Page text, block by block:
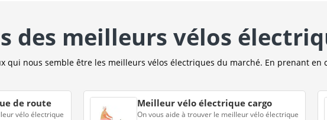
des meilleurs vélos
qui nous semble être les meilleurs vélos électriques du marché. En prenant
de route
vélo électrique
Meilleur vélo électrique cargo
On vous aide à trouver le meilleur vélo électrique